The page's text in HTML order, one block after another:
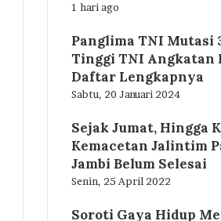
1 hari ago
Panglima TNI Mutasi
Tinggi TNI Angkatan
Daftar Lengkapnya
Sabtu, 20 Januari 2024
Sejak Jumat, Hingga
Kemacetan Jalintim
Jambi Belum Selesai
Senin, 25 April 2022
Soroti Gaya Hidup